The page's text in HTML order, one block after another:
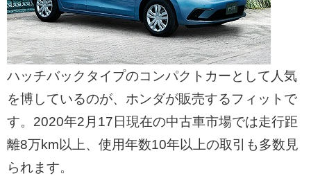
ハッチバックタイプのコンパクトカーとして人気
を博しているのが、ホンダが販売するフィットで
す。2020年2月17日現在の中古車市場では走行距
離8万km以上、使用年数10年以上の取引も多数見
られます。